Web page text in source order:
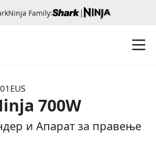
Family: |
700W
и Апарат за правење